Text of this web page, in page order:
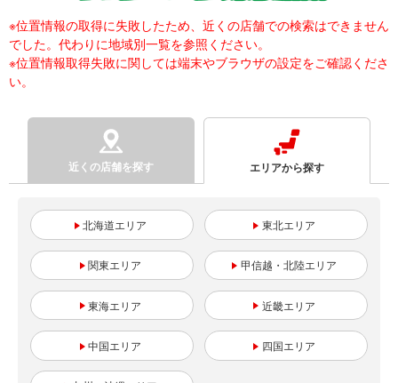
※位置情報の取得に失敗したため、近くの店舗での検索はできません
でした。代わりに地域別一覧を参照ください。
※位置情報取得失敗に関しては端末やブラウザの設定をご確認くださ
い。
近くの店舗を探す エリアから探す
北海道 東北
関東 甲信越・北陸
東海 近畿
中国 四国